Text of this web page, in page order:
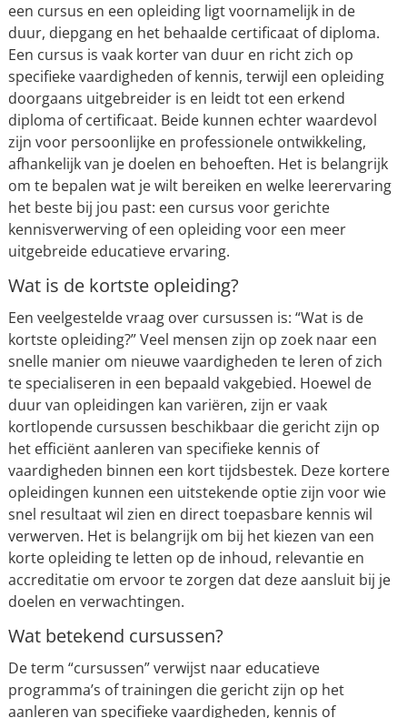
een cursus en een opleiding ligt voornamelijk in de
duur, diepgang en het behaalde certificaat of diploma.
Een cursus is vaak korter van duur en richt zich op
specifieke vaardigheden of kennis, terwijl een opleiding
doorgaans uitgebreider is en leidt tot een erkend
diploma of certificaat. Beide kunnen echter waardevol
zijn voor persoonlijke en professionele ontwikkeling,
afhankelijk van je doelen en behoeften. Het is belangrijk
om te bepalen wat je wilt bereiken en welke leerervaring
het beste bij jou past: een cursus voor gerichte
kennisverwerving of een opleiding voor een meer
uitgebreide educatieve ervaring.
Wat is de kortste opleiding?
Een veelgestelde vraag over cursussen is: “Wat is de
kortste opleiding?” Veel mensen zijn op zoek naar een
snelle manier om nieuwe vaardigheden te leren of zich
te specialiseren in een bepaald vakgebied. Hoewel de
duur van opleidingen kan variëren, zijn er vaak
kortlopende cursussen beschikbaar die gericht zijn op
het efficiënt aanleren van specifieke kennis of
vaardigheden binnen een kort tijdsbestek. Deze kortere
opleidingen kunnen een uitstekende optie zijn voor wie
snel resultaat wil zien en direct toepasbare kennis wil
verwerven. Het is belangrijk om bij het kiezen van een
korte opleiding te letten op de inhoud, relevantie en
accreditatie om ervoor te zorgen dat deze aansluit bij je
doelen en verwachtingen.
Wat betekend cursussen?
De term “cursussen” verwijst naar educatieve
programma’s of trainingen die gericht zijn op het
aanleren van specifieke vaardigheden, kennis of